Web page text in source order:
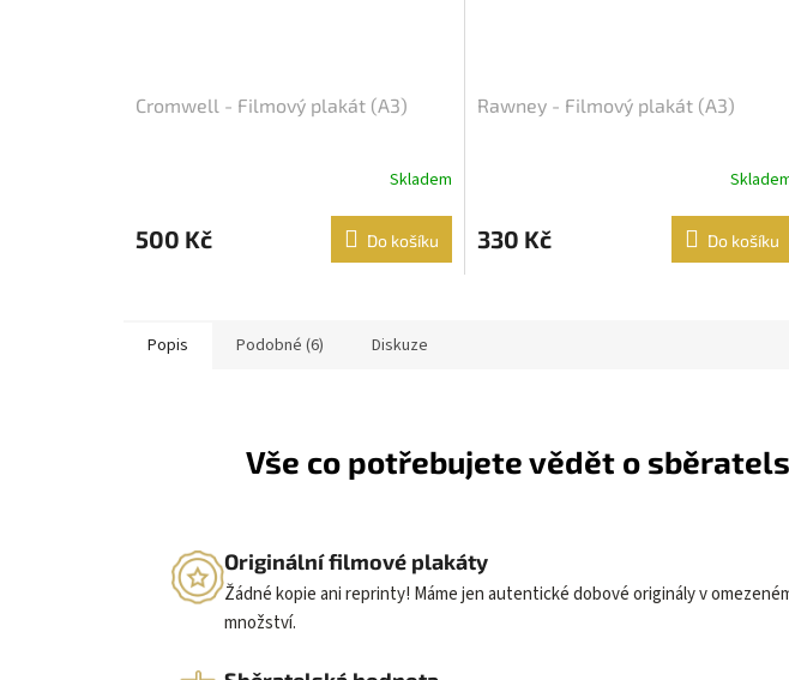
Cromwell - Filmový plakát (A3)
Skladem
500 Kč Do košíku
Rawney - Filmový plakát (A3)
330 Kč Do košíku
Popis Podobné (6) Diskuze
Vše co potřebujete vědět o
Originální filmové plakáty
Žádné kopie ani reprinty! Máme jen autentické dobové originály v
množství.